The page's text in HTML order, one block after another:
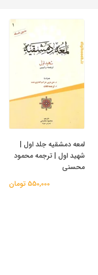
لمعه دمشقیه جلد اول |
شهید اول | ترجمه محمود
محسنی
550,000 تومان